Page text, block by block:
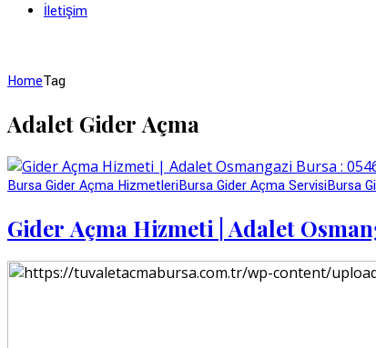
İletişim
HomeTag
Adalet Gider Açma
Bursa Gider Açma HizmetleriBursa Gider Açma ServisiBursa
Gider Açma Hizmeti | Adalet